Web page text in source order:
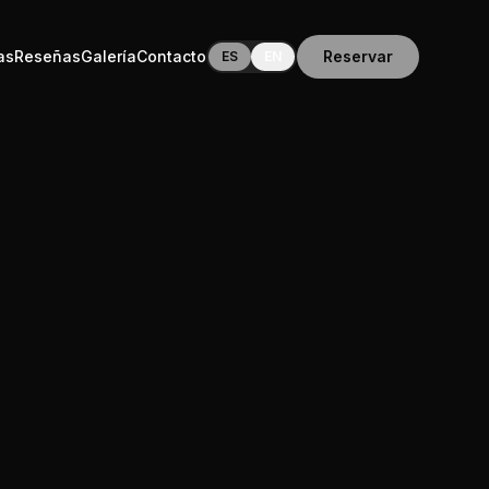
ReseñasGaleríaContacto ES Reservar